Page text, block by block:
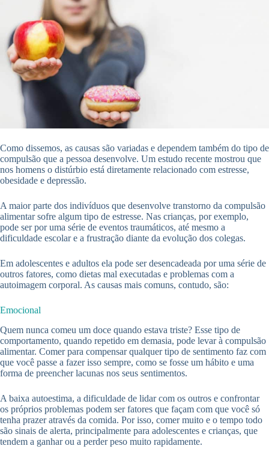
Como dissemos, as causas são variadas e dependem também do tipo de
compulsão que a pessoa desenvolve. Um estudo recente mostrou que
nos homens o distúrbio está diretamente relacionado com estresse,
obesidade e depressão.
A maior parte dos indivíduos que desenvolve transtorno da compulsão
alimentar sofre algum tipo de estresse. Nas crianças, por exemplo,
pode ser por uma série de eventos traumáticos, até mesmo a
dificuldade escolar e a frustração diante da evolução dos colegas.
Em adolescentes e adultos ela pode ser desencadeada por uma série de
outros fatores, como dietas mal executadas e problemas com a
autoimagem corporal. As causas mais comuns, contudo, são:
Emocional
Quem nunca comeu um doce quando estava triste? Esse tipo de
comportamento, quando repetido em demasia, pode levar à compulsão
alimentar. Comer para compensar qualquer tipo de sentimento faz com
que você passe a fazer isso sempre, como se fosse um hábito e uma
forma de preencher lacunas nos seus sentimentos.
A baixa autoestima, a dificuldade de lidar com os outros e confrontar
os próprios problemas podem ser fatores que façam com que você só
tenha prazer através da comida. Por isso, comer muito e o tempo todo
são sinais de alerta, principalmente para adolescentes e crianças, que
tendem a ganhar ou a perder peso muito rapidamente.